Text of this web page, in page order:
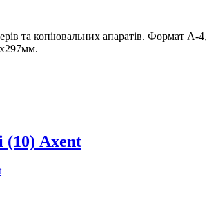
та копіювальних апаратів. Формат А-4,
(10) Axent